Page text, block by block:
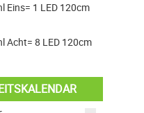
Eins= 1 LED 120cm
Acht= 8 LED 120cm